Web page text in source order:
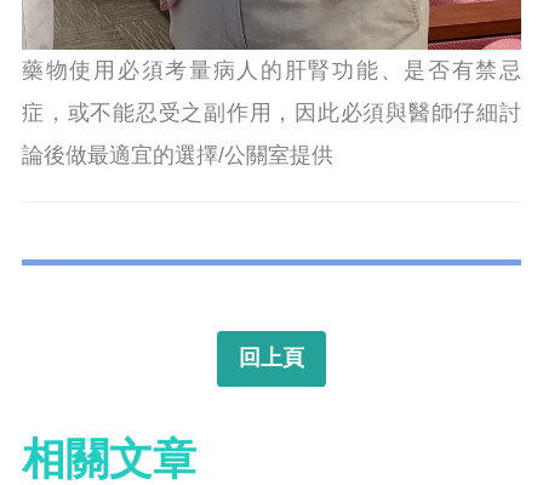
藥物使用必須考量病人的肝腎功能、是否有禁忌
症，或不能忍受之副作用，因此必須與醫師仔細討
論後做最適宜的選擇/公關室提供
回上頁
相關文章